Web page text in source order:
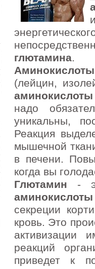
глютамина.
(лейцин,
аминокислоты
надо
уникальны,
Реакция
мышечной
в печени.
когда вы
Глютамин -
аминокислоты
секреции
кровь. Это
активизации
реакций
приведет к